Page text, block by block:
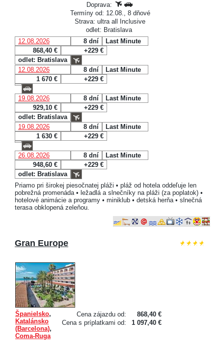
Doprava:
Termíny od: 12.08., 8 dňové
Strava: ultra all Inclusive
odlet: Bratislava
12.08.2026
8 dní
Last Minute
868,40 €
+229 €
odlet: Bratislava
12.08.2026
8 dní
Last Minute
1 670 €
+229 €
19.08.2026 8 dní
Last Minute
929,10 €
+229 €
odlet: Bratislava
19.08.2026
8 dní
Last Minute
1 630 €
+229 €
26.08.2026 8 dní
Last Minute
948,60 €
+229 €
odlet: Bratislava
Priamo pri širokej piesočnatej pláži • pláž od hotela oddeľuje len
pobrežná promenáda • ležadlá a slnečníky na pláži (za poplatok) •
hotelové animácie a programy • miniklub • detská herňa • slnečná
terasa obklopená zeleňou.
Gran Europe
Cena zájazdu od:
868,40 €
Cena s príplatkami od:
1 097,40 €
Španielsko,
Katalánsko
(Barcelona),
Coma-Ruga